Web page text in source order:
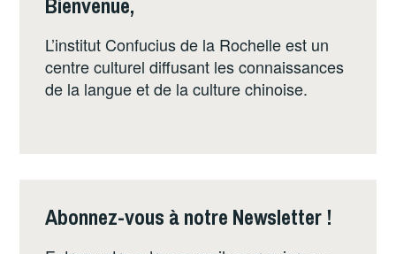
L’institut Confucius de la Rochelle est un
centre culturel diffusant les connaissances
de la langue et de la culture chinoise.
Abonnez-vous à notre Newsletter !